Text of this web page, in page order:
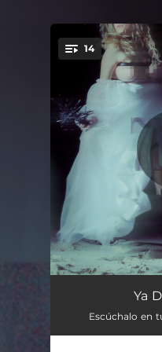
You're all
14
INTRO (Cantos
7 MARES
Ya
Escúchalo en